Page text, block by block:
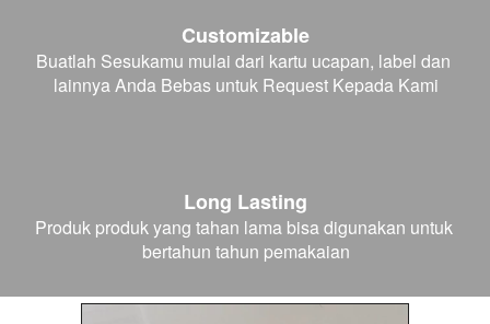
Customizable
Buatlah Sesukamu mulai dari kartu ucapan, label dan
lainnya Anda Bebas untuk Request Kepada Kami
Long Lasting
Produk produk yang tahan lama bisa digunakan untuk
bertahun tahun pemakaian